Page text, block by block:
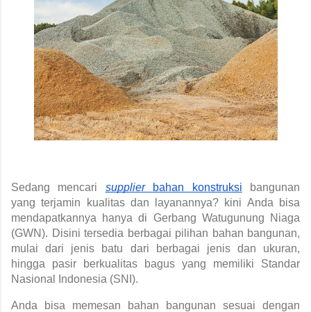
Sedang mencari supplier bahan konstruksi
bangunan
yang terjamin kualitas dan layanannya? kini Anda bisa
mendapatkannya hanya di Gerbang Watugunung Niaga
(GWN). Disini tersedia berbagai pilihan bahan bangunan,
mulai dari jenis batu dari berbagai jenis dan ukuran,
hingga pasir berkualitas bagus yang memiliki Standar
Nasional Indonesia (SNI).
Anda bisa memesan bahan bangunan sesuai dengan